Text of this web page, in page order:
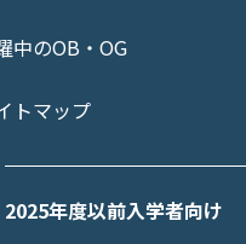
中のOB・OG
トマップ
2025年度以前入学者向け